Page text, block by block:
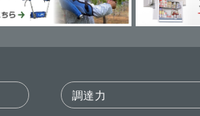
調達力